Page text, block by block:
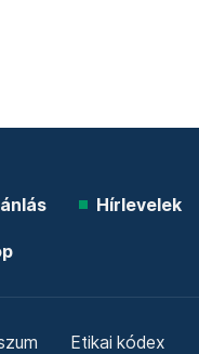
Hírlevelek
Etikai kódex